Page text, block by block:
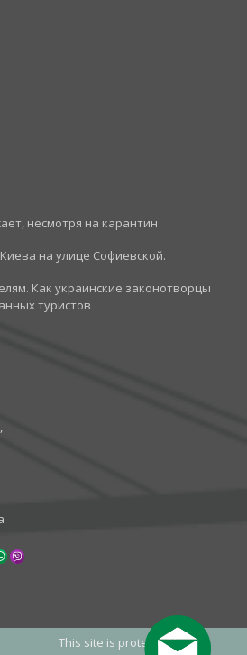
несмотря на карантин
на улице Софиевской.
Как украинские законотворцы
туристов
This site is protected by